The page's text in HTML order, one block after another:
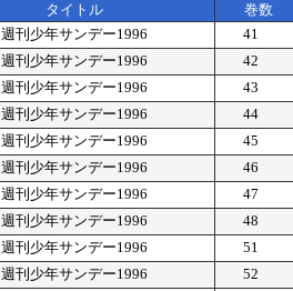
タイトル
巻数
週刊少年サンデー1996
41
週刊少年サンデー1996
42
週刊少年サンデー1996
43
週刊少年サンデー1996
44
週刊少年サンデー1996
45
週刊少年サンデー1996
46
週刊少年サンデー1996
47
週刊少年サンデー1996
48
週刊少年サンデー1996
51
週刊少年サンデー1996
52